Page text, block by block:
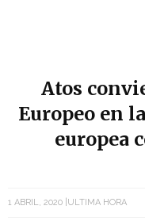
Atos
Europeo en
europea
1 ABRIL, 2020 ULTIMA HORA